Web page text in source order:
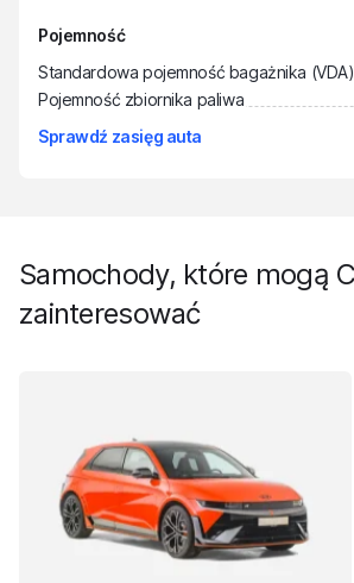
Pojemność
Standardowa pojemność bagażnika (VDA)
Pojemność zbiornika paliwa
Sprawdź zasięg auta
Samochody, które mogą Cię
zainteresować